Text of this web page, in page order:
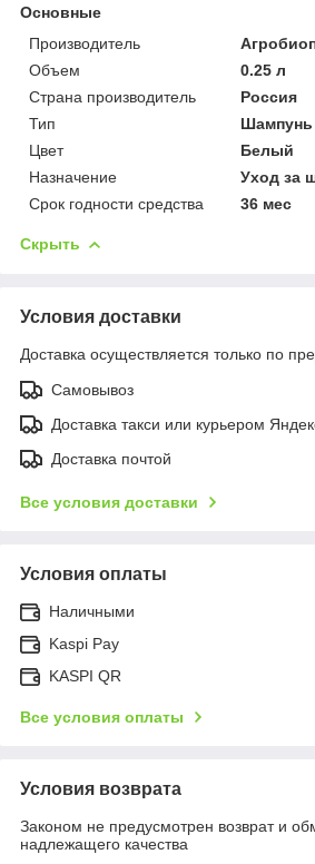
Основные
Производитель
Объем
0.25 л
Страна производитель
Россия
Тип
Шампунь
Цвет
Белый
Назначение
Уход за
Срок годности средства
36 мес
Скрыть
Условия доставки
Доставка осуществляется только по
Самовывоз
Доставка такси или курьером
Доставка почтой
Все условия доставки
Условия оплаты
Наличными
Kaspi Pay
KASPI QR
Все условия оплаты
Условия возврата
Законом не предусмотрен возврат и
надлежащего качества